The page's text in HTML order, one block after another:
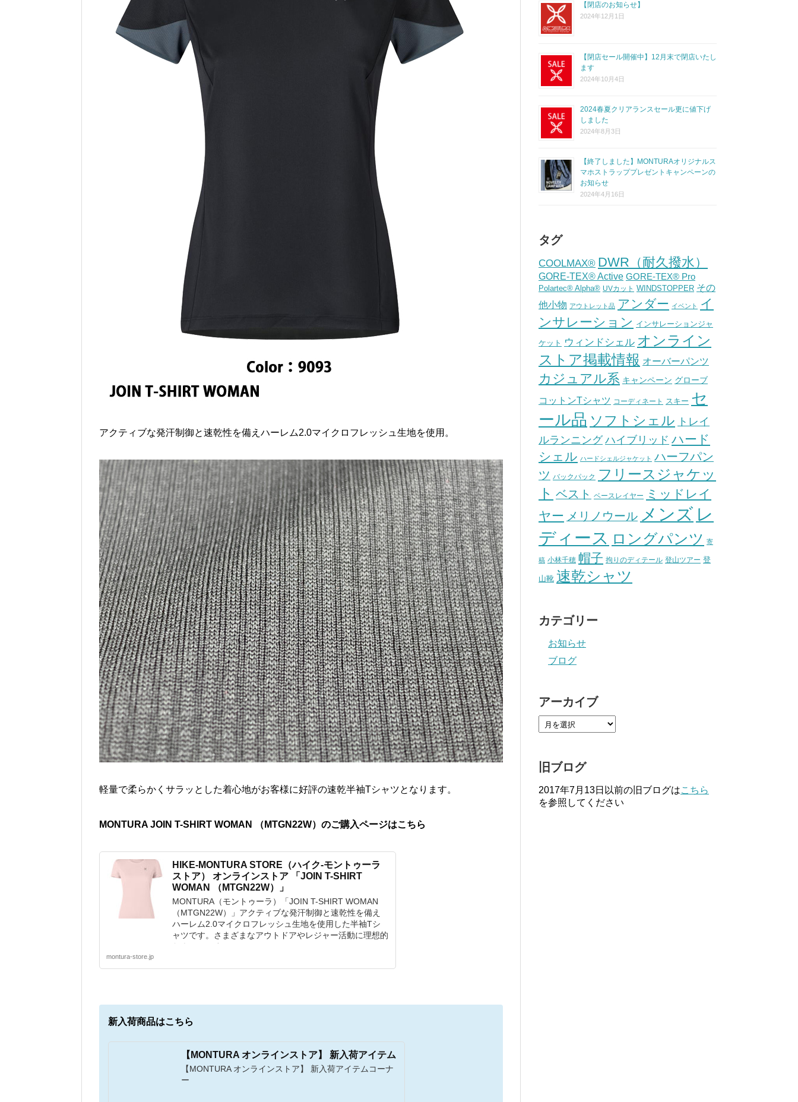
アクティブな発汗制御と速乾性を備えハーレム2.0マイクロフレッシュ生地を使用。
軽量で柔らかくサラッとした着心地がお客様に好評の速乾半袖Tシャツとなります。
MONTURA JOIN T-SHIRT WOMAN （MTGN22W）のご購入ページはこちら
HIKE-MONTURA STORE（ハイク-モントゥーラ
ストア） オンラインストア 「JOIN T-SHIRT
WOMAN （MTGN22W）」
MONTURA（モントゥーラ）「JOIN T-SHIRT WOMAN
（MTGN22W）」アクティブな発汗制御と速乾性を備え
ハーレム2.0マイクロフレッシュ生地を使用した半袖Tシ
ャツです。さまざまなアウトドアやレジャー活動に理想的
なウェアです。
montura-store.jp
新入荷商品はこちら
【MONTURA オンラインストア】 新入荷アイテム
【MONTURA オンラインストア】 新入荷アイテムコーナ
ー
【閉店のお知らせ】
2024年12月1日
【閉店セール開催中】12月末で閉店いたし
ます
2024年10月4日
2024春夏クリアランスセール更に値下げ
しました
2024年8月3日
【終了しました】MONTURAオリジナルス
マホストラッププレゼントキャンペーンの
お知らせ
2024年4月16日
タグ
COOLMAX® DWR（耐久撥水）
GORE-TEX® Active GORE-TEX® Pro
Polartec® Alpha® UVカット WINDSTOPPER その
他小物 アウトレット品 アンダー イベント
イ
ンサレーション インサレーションジャ
ケット ウィンドシェル オンライン
ストア掲載情報 オーバーパンツ
カジュアル系 キャンペーン グローブ
コットンTシャツ コーディネート スキー セ
ール品 ソフトシェル トレイ
ルランニング ハイブリッド ハード
シェル ハードシェルジャケット ハーフパン
ツ バックパック
フリースジャケッ
ト ベスト ベースレイヤー
ミッドレイ
ヤー メリノウール メンズ レ
ディース ロングパンツ 寄
稿 小林千穂 帽子 拘りのディテール 登山ツアー 登
山靴 速乾シャツ
カテゴリー
お知らせ
ブログ
アーカイブ
旧ブログ
2017年7月13日以前の旧ブログはこちら
を参照してください